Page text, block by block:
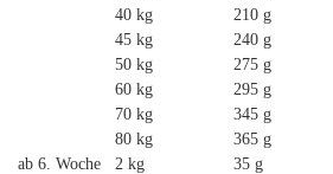
40 kg
210 g
45 kg
240 g
50 kg
275 g
60 kg
295 g
70 kg
345 g
80 kg
365 g
ab 6. Woche
2 kg
35 g